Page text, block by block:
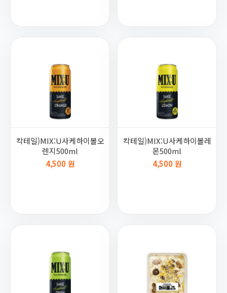
칵테일)MIX:U사케하이볼오
렌지500ml
4,500 원
칵테일)MIX:U사케하이볼레
몬500ml
4,500 원